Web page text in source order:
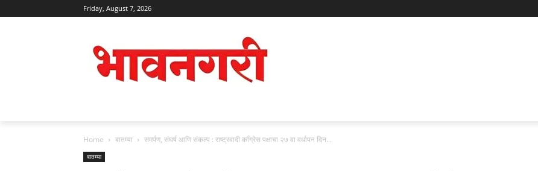
Friday, August 7, 2026
Home बातम्या समर्पण, संघर्ष आणि संकल्प : राष्ट्रवादी काँग्रेस पक्षाचा २७ वा वर्धापन दिन...
बातम्या